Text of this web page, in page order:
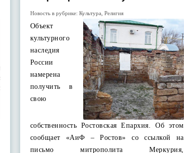
Новость в рубрике: Культура Религия
Объект
культурного
наследия
России
намерена
получить в
свою
собственность Ростовская Епархия. Об этом
сообщает «АиФ – Ростов» со ссылкой на
письмо митрополита Меркурия,